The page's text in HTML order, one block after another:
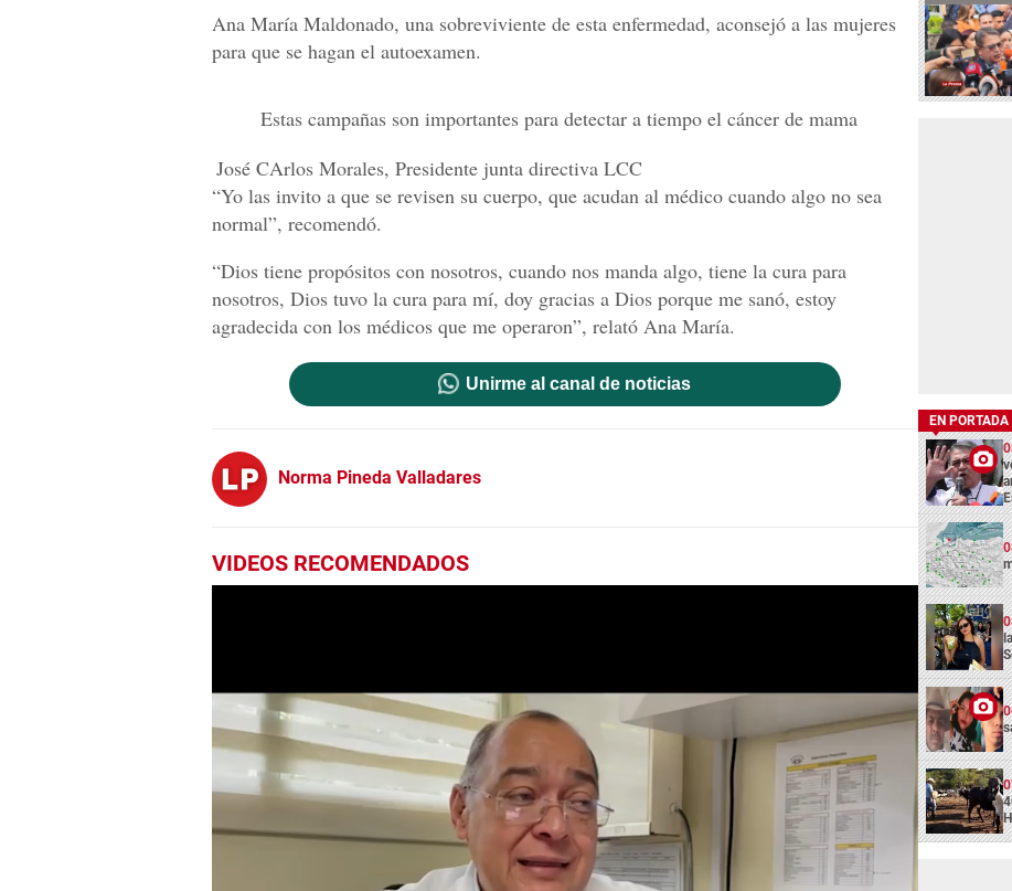
Ana María Maldonado, una sobreviviente de esta enfermedad, aconsejó a las mujeres
para que se hagan el autoexamen.
Estas campañas son importantes para detectar a tiempo el cáncer de mama
José CArlos Morales, Presidente junta directiva LCC
“Yo las invito a que se revisen su cuerpo, que acudan al médico cuando algo no sea
normal”, recomendó.
“Dios tiene propósitos con nosotros, cuando nos manda algo, tiene la cura para
nosotros, Dios tuvo la cura para mí, doy gracias a Dios porque me sanó, estoy
agradecida con los médicos que me operaron”, relató Ana María.
Unirme al canal de noticias
Norma Pineda Valladares
VIDEOS RECOMENDADOS
EN PORTADA